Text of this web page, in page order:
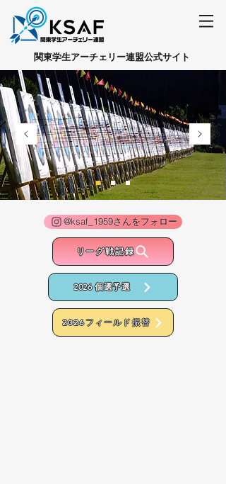
​関東学生アーチェリー連盟公式サイト
@ksaf_1959さんをフォロー
リーグ戦記録
2026 個選予選
2026フィールド振替